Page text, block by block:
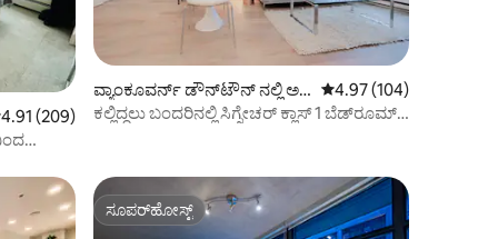
4.91 ಸರಾಸರಿ ರೇಟಿಂಗ್, 209 ವಿಮರ್ಶೆಗಳು
4.91 (209)
ವ್ಯಾಂಕೂವರ್ನ್ ಡೌನ್‌ಟೌನ್ ನಲ್ಲಿ ಅ
ಪಾರ್ಟ್‌ಮಂಟ್
5 ರಲ್ಲಿ 4.97 ಸರಾಸರಿ
4.97 (104)
ಕಲ್ಲಿದ್ದಲು ಬಂದರಿನಲ್ಲಿ ಸಿಗ್ನೇಚರ್ ಕ್ಲಾಸ್ 1 ಬೆಡ್‌ರೂಮ್
ಸೂಪರ್‌ಹೋಸ್ಟ್
ಸೂಪರ್‌ಹೋಸ್ಟ್